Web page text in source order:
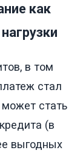
как
в том
стал
стать
(в
выгодных